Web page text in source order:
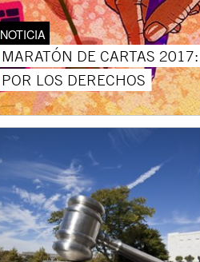
NOTICIA
MARATÓN DE CARTAS
POR LOS DERECHOS